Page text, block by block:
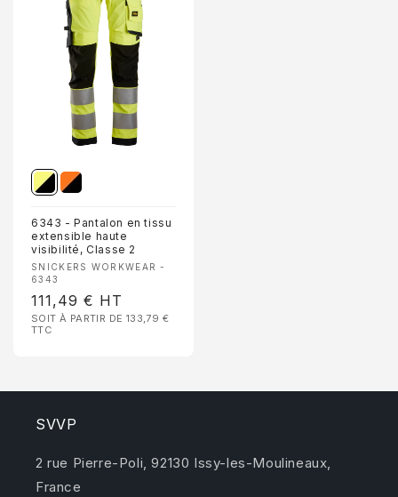
6343 - Pantalon en tissu
extensible haute
visibilité, Classe 2
Fournisseur :
SNICKERS WORKWEAR -
6343
Prix
habituel
111,49 € HT
SOIT À PARTIR DE 133,79 €
TTC
SVVP
2 rue Pierre-Poli, 92130 Issy-les-Moulineaux,
France